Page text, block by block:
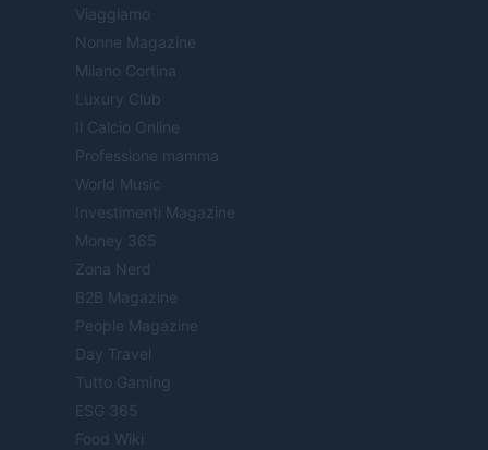
Viaggiamo
Nonne Magazine
Milano Cortina
Luxury Club
Il Calcio Online
Professione mamma
World Music
Investimenti Magazine
Money 365
Zona Nerd
B2B Magazine
People Magazine
Day Travel
Tutto Gaming
ESG 365
Food Wiki